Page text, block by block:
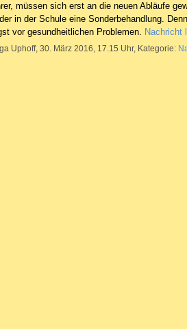
müssen sich erst an die neuen Abläufe
in der Schule eine Sonderbehandlung.
vor gesundheitlichen Problemen. Nachricht
Uphoff, 30. März 2016, 17.15 Uhr, Kategorie: